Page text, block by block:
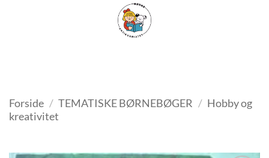
FILTER
Forside / TEMATISKE BØRNEBØGER / Hobby og
kreativitet